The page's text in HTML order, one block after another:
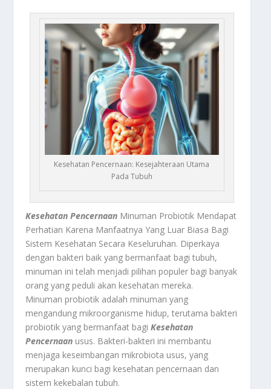
Kesehatan Pencernaan: Kesejahteraan Utama
Pada Tubuh
Kesehatan Pencernaan Minuman Probiotik Mendapat
Perhatian Karena Manfaatnya Yang Luar Biasa Bagi
Sistem Kesehatan Secara Keseluruhan. Diperkaya
dengan bakteri baik yang bermanfaat bagi tubuh,
minuman ini telah menjadi pilihan populer bagi banyak
orang yang peduli akan kesehatan mereka.
Minuman probiotik adalah minuman yang
mengandung mikroorganisme hidup, terutama bakteri
probiotik yang bermanfaat bagiKesehatan
Pencernaan usus. Bakteri-bakteri ini membantu
menjaga keseimbangan mikrobiota usus, yang
merupakan kunci bagi kesehatan pencernaan dan
sistem kekebalan tubuh.